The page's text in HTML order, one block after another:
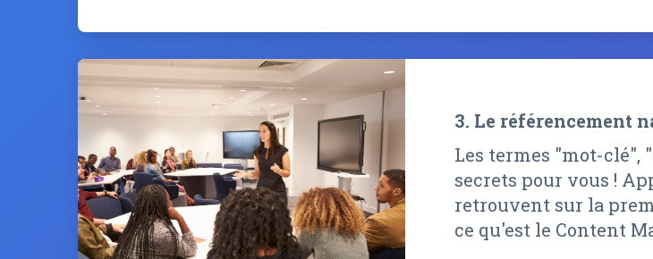
3. Le référencement
Les termes "mot-clé",
secrets pour vous !
retrouvent sur la
ce qu'est le Content